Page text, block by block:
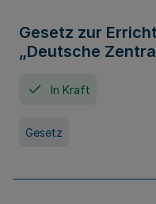
Gesetz zur
„Deutsche
In Kraft
Gesetz